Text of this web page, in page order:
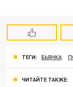
ТЕГИ: БЬЯНКА
ЧИТАЙТЕ ТАКЖЕ: